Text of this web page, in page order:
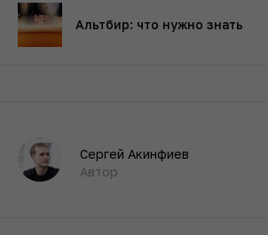
Альтбир: что нужно знать
Сергей Акинфиев
Автор